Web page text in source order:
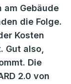
am Gebäude
die Folge.
Kosten
Gut also,
Die
2.0 von